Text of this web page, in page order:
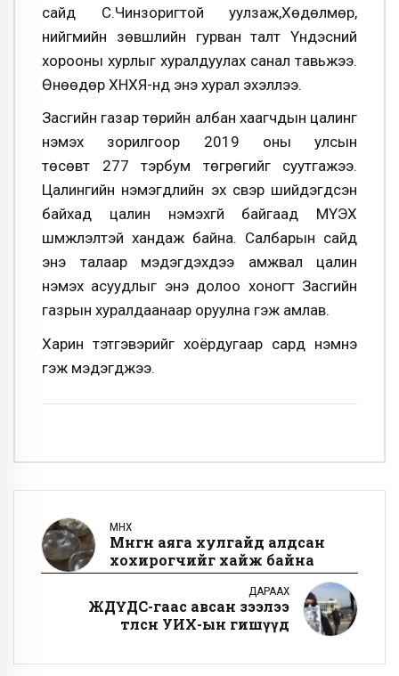
сайд С.Чинзоригтой уулзаж,Хөдөлмөр,
нийгмийн зөвшлийн гурван талт Үндэсний
хорооны хурлыг хуралдуулах санал тавьжээ.
Өнөөдөр ХНХЯ-нд энэ хурал эхэллээ.
Засгийн газар төрийн албан хаагчдын цалинг
нэмэх зорилгоор 2019 оны улсын
төсөвт 277 тэрбум төгрөгийг суутгажээ.
Цалингийн нэмэгдлийн эх үүсвэр шийдэгдсэн
байхад цалин нэмэхгүй байгаад МҮЭХ
шүүмжлэлтэй хандаж байна. Салбарын сайд
энэ талаар мэдэгдэхдээ амжвал цалин
нэмэх асуудлыг энэ долоо хоногт Засгийн
газрын хуралдаанаар оруулна гэж амлав.
Харин тэтгэвэрийг хоёрдугаар сард нэмнэ
гэж мэдэгджээ.
ӨМНӨХ
Мөнгөн аяга хулгайд алдсан
хохирогчийг хайж байна
ДАРААХ
ЖДҮДС-гаас авсан зээлээ
төлсөн УИХ-ын гишүүд